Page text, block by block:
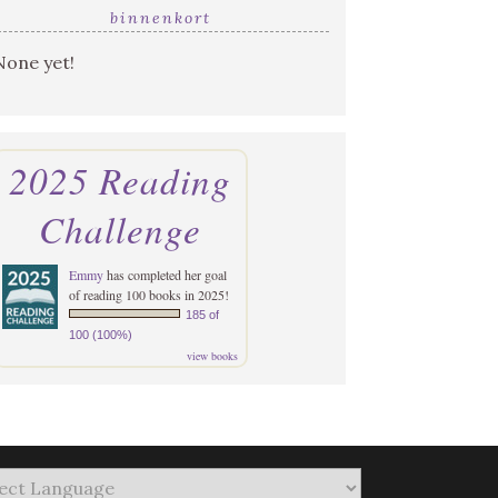
binnenkort
yet!
2025 Reading
Challenge
Emmyhas completed her goal
of reading 100 books in 2025!
185 of
100 (100%)
view books